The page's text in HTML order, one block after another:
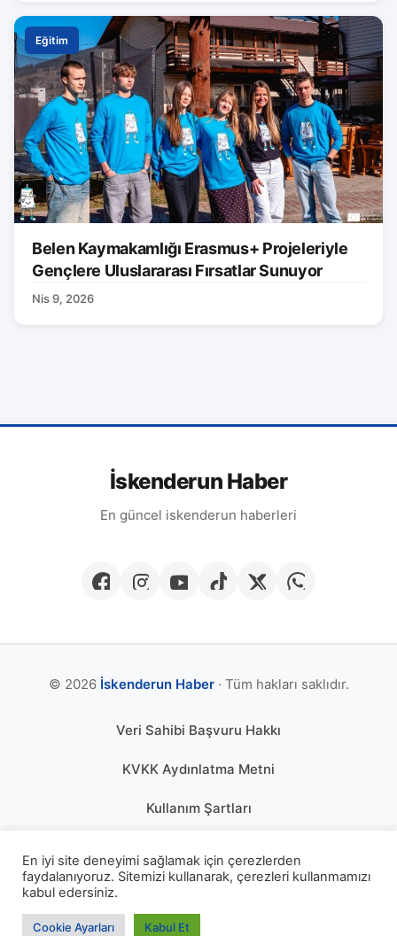
Eğitim
Belen Kaymakamlığı Erasmus+ Projeleriyle
Gençlere Uluslararası Fırsatlar Sunuyor
Nis 9, 2026
İskenderun Haber
En güncel iskenderun haberleri
© 2026 İskenderun Haber· Tüm hakları saklıdır.
Veri Sahibi Başvuru Hakkı
KVKK Aydınlatma Metni
Kullanım Şartları
Çerez Politikası
KÜNYE
En iyi site deneyimi sağlamak için çerezlerden
faydalanıyoruz. Sitemizi kullanarak, çerezleri kullanmamızı
kabul edersiniz.
Cookie Ayarları Kabul Et